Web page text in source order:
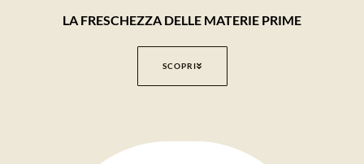
LA FRESCHEZZA DELLE MATERIE PRIME
SCOPRI